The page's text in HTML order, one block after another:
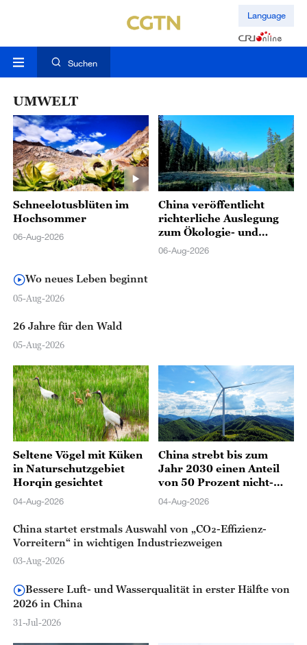
Language
Suchen
UMWELT
Schneelotusblüten im
Hochsommer
06-Aug-2026
China veröffentlicht
richterliche Auslegung
zum Ökologie- und
Umweltgesetzbuch
06-Aug-2026
Wo neues Leben beginnt
05-Aug-2026
26 Jahre für den Wald
05-Aug-2026
Seltene Vögel mit Küken
in Naturschutzgebiet
Horqin gesichtet
04-Aug-2026
China strebt bis zum
Jahr 2030 einen Anteil
von 50 Prozent nicht-
fossiler Stromerzeugung
04-Aug-2026
China startet erstmals Auswahl von „CO₂-Effizienz-
Vorreitern“ in wichtigen Industriezweigen
03-Aug-2026
Bessere Luft- und Wasserqualität in erster Hälfte von
2026 in China
31-Jul-2026